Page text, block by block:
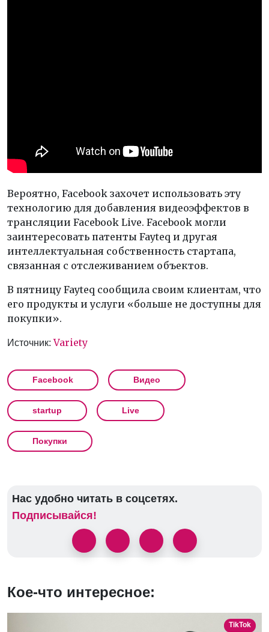
Вероятно, Facebook захочет использовать эту
технологию для добавления видеоэффектов в
трансляции Facebook Live. Facebook могли
заинтересовать патенты Fayteq и другая
интеллектуальная собственность стартапа,
связанная с отслеживанием объектов.
В пятницу Fayteq сообщила своим клиентам, что
его продукты и услуги «больше не доступны для
покупки».
Источник:Variety
Facebook Видео
startup Live
Покупки
Нас удобно читать в соцсетях.
Подписывайся!
Кое-что интересное:
TikTok